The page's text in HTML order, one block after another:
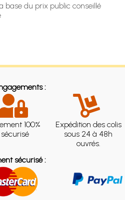
base du prix public conseillé
:
100%
sécurisé
Expédition des colis
sous 24 à 48h
ouvrés.
sécurisé :